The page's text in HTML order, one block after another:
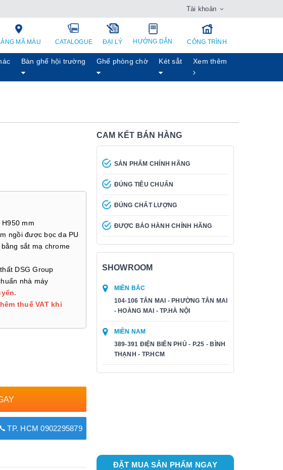
Tài khoản
MÃ MÀU CATALOGUE ĐẠI LÝ HƯỚNG DẪN CÔNG TRÌNH
Bàn ghế hội trường Ghế phòng chờ Két sẳt Xem thêm
H950 mm
ngồi được bọc da PU
sắt mạ chrome
DSG Group
nhà máy
thuế VAT khi
TP. HCM 0902295879
CAM KẾT BÁN HÀNG
SẢN PHẨM CHÍNH HÃNG
ĐÚNG TIÊU CHUẨN
ĐÚNG CHẤT LƯỢNG
ĐƯỢC BẢO HÀNH CHÍNH HÃNG
SHOWROOM
MIỀN BẮC
104-106 TÂN MAI - PHƯỜNG TÂN MAI
- HOÀNG MAI - TP.HÀ NỘI
MIỀN NAM
389-391 ĐIỆN BIÊN PHỦ - P.25 - BÌNH
THẠNH - TP.HCM
ĐẶT MUA SẢN PHẨM NGAY